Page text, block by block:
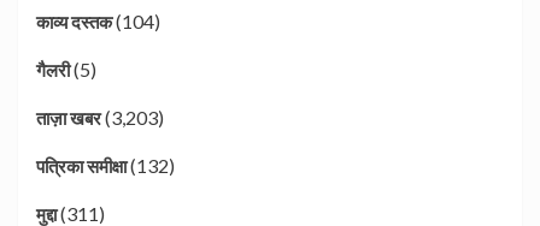
काव्य दस्तक(104)
गैलरी(5)
ताज़ा खबर(3,203)
पत्रिका समीक्षा(132)
मुद्दा(311)